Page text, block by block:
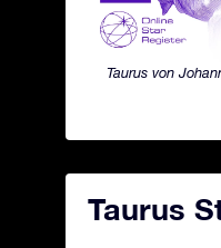
Taurus von
Taurus